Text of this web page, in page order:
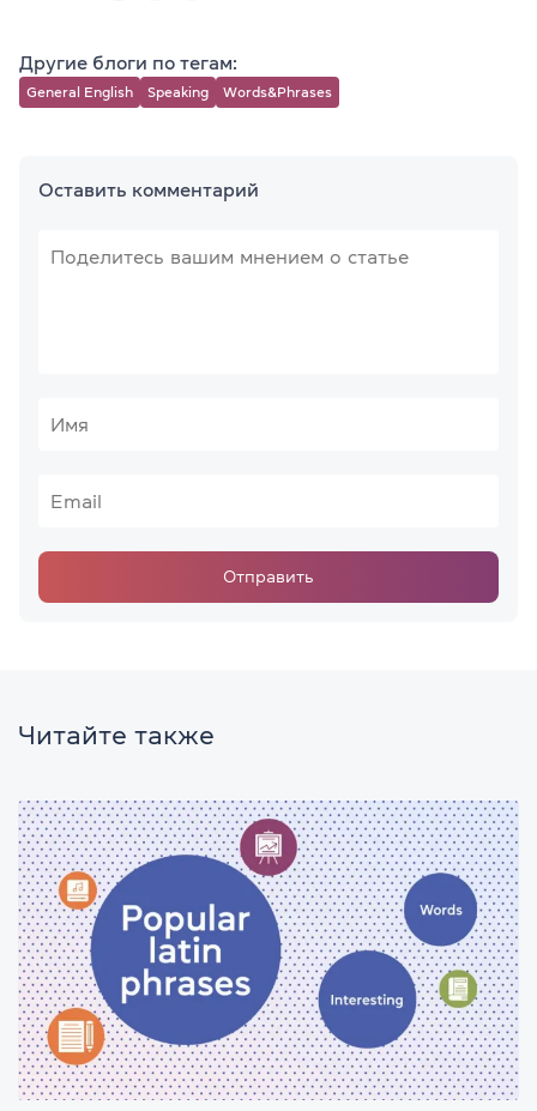
Другие блоги по тегам:
General English Speaking Words&Phrases
Оставить комментарий
Отправить
Читайте также